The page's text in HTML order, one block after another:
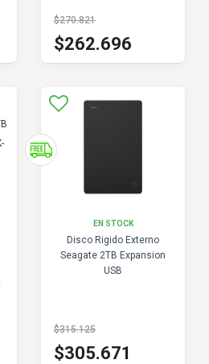
$270.821
$262.696
EN STOCK
Disco Rigido Externo
Seagate 2TB Expansion
USB
$315.125
$305.671